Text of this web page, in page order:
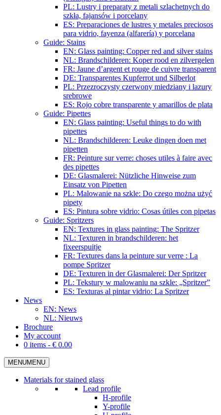
PL: Lustry i preparaty z metali szlachetnych do
szkła, fajansów i porcelany
ES: Preparaciones de lustres y metales preciosos
para vidrio, fayenza (alfarería) y porcelana
Guide: Stains
EN: Glass painting: Copper red and silver stains
NL: Brandschilderen: Koper rood en zilvergelen
FR: Jaune d’argent et rouge de cuivre transparent
DE: Transparentes Kupferrot und Silberlot
PL: Przezroczysty czerwony miedziany i lazury
srebrowe
ES: Rojo cobre transparente y amarillos de plata
Guide: Pipettes
EN: Glass painting: Useful things to do with
pipettes
NL: Brandschilderen: Leuke dingen doen met
pipetten
FR: Peinture sur verre: choses utiles à faire avec
des pipettes
DE: Glasmalerei: Nützliche Hinweise zum
Einsatz von Pipetten
PL: Malowanie na szkle: Do czego można użyć
pipety
ES: Pintura sobre vidrio: Cosas útiles con pipetas
Guide: Spritzers
EN: Textures in glass painting: The Spritzer
NL: Texturen in brandschilderen: het
fixeerspuitje
FR: Textures dans la peinture sur verre : La
pompe Spritzer
DE: Texturen in der Glasmalerei: Der Spritzer
PL: Tekstury w malowaniu na szkle: „Spritzer”
ES: Texturas al pintar vidrio: La Spritzer
News
EN: News
NL: Nieuws
Brochure
My account
0 items - € 0.00
MENUMENU
Materials for stained glass
Lead profile
H-profile
Y-profile